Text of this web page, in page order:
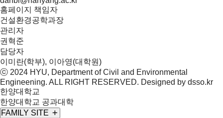
홈페이지 책임자
건설환경공학과장
관리자
권혁준
담당자
이미란(학부), 이아영(대학원)
ⓒ 2024 HYU, Department ofCivil and Environmental
Engineening. ALL RIGHT RESERVED. Designed by dsso.kr
한양대학교
한양대학교 공과대학
FAMILY SITE